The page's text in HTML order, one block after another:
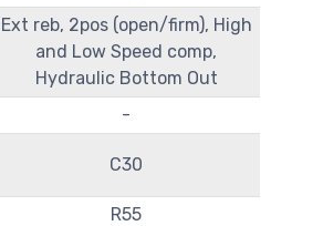
Ext reb, 2pos (open/firm), High
and Low Speed comp,
Hydraulic Bottom Out
-
C30
R55